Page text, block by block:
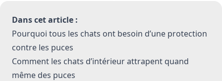
Dans cet article :
Pourquoi tous les chats ont besoin d’une protection
contre les puces
Comment les chats d’intérieur attrapent quand
même des puces